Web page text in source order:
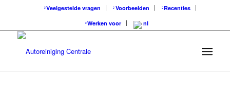
Veelgestelde vragen Voorbeelden
Recenties
Werken voor